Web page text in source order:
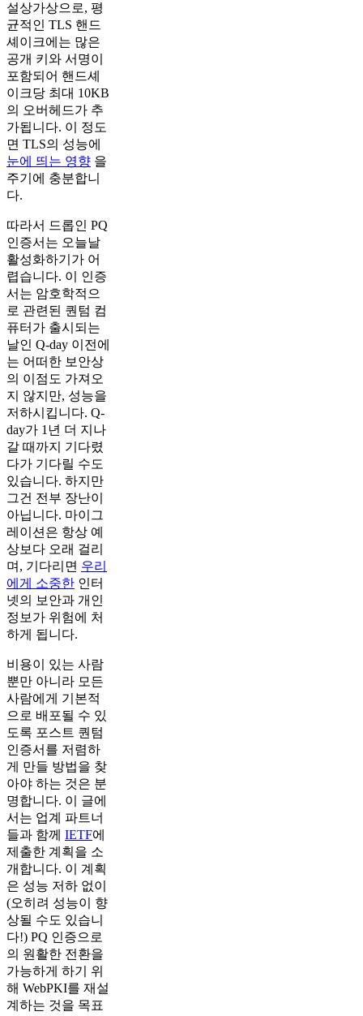
설상가상으로, 평
균적인 TLS 핸드
셰이크에는 많은
공개 키와 서명이
포함되어 핸드셰
이크당 최대 10KB
의 오버헤드가 추
가됩니다. 이 정도
면 TLS의 성능에
눈에 띄는 영향 을
주기에 충분합니
다.
따라서 드롭인 PQ
인증서는 오늘날
활성화하기가 어
렵습니다. 이 인증
서는 암호학적으
로 관련된 퀀텀 컴
퓨터가 출시되는
날인 Q-day 이전에
는 어떠한 보안상
의 이점도 가져오
지 않지만, 성능을
저하시킵니다. Q-
day가 1년 더 지나
갈 때까지 기다렸
다가 기다릴 수도
있습니다. 하지만
그건 전부 장난이
아닙니다. 마이그
레이션은 항상 예
상보다 오래 걸리
며, 기다리면 우리
에게 소중한 인터
넷의 보안과 개인
정보가 위험에 처
하게 됩니다.
비용이 있는 사람
뿐만 아니라 모든
사람에게 기본적
으로 배포될 수 있
도록 포스트 퀀텀
인증서를 저렴하
게 만들 방법을 찾
아야 하는 것은 분
명합니다. 이 글에
서는 업계 파트너
들과 함께 IETF에
제출한 계획을 소
개합니다. 이 계획
은 성능 저하 없이
(오히려 성능이 향
상될 수도 있습니
다!) PQ 인증으로
의 원활한 전환을
가능하게 하기 위
해 WebPKI를 재설
계하는 것을 목표